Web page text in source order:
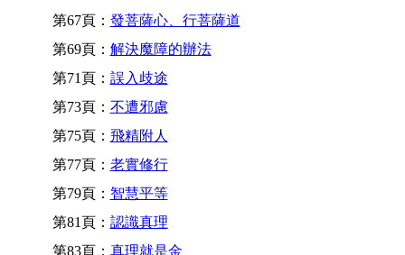
第67頁： 發菩薩心、行菩薩道
第69頁： 解決魔障的辦法
第71頁： 誤入歧途
第73頁： 不遭邪慮
第75頁： 飛精附人
第77頁： 老實修行
第79頁： 智慧平等
第81頁： 認識真理
第83頁： 真理就是金